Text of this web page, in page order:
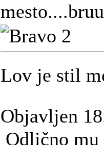
Lov je stil
Objavljen
Odlično mu